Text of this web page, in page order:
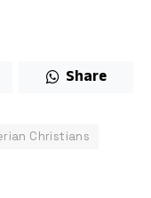
Share
Christians